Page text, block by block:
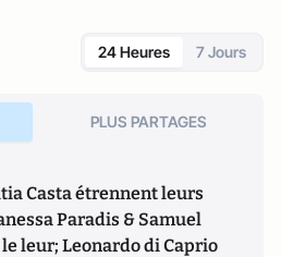
24 Heures 7 Jours
PLUS PARTAGES
Casta étrennent leurs
Paradis & Samuel
leur; Leonardo di Caprio